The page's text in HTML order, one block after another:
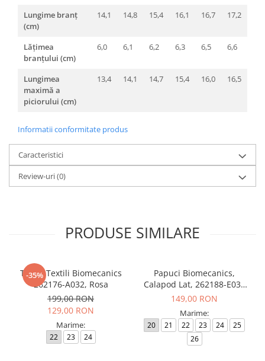
Lungime branț
(cm)
14,1 14,8 15,4 16,1 16,7 17,2
Lățimea
branțului (cm)
6,0 6,1 6,2 6,3 6,5 6,6
Lungimea
maximă a
piciorului (cm)
13,4 14,1 14,7 15,4 16,0 16,5
Informatii conformitate produs
Caracteristici
Review-uri(0)
PRODUSE SIMILARE
-35%
Tenisi Textili Biomecanics
262176-A032, Rosa
199,00 RON
129,00 RON
Marime:
22 23 24
Papuci Biomecanics,
Calapod Lat, 262188-E032
Rosa, Wider Biohome
149,00 RON
Marime:
20 21 22 23 24
25
26